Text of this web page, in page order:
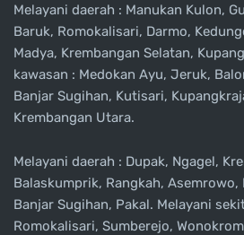
Melayani daerah : Manukan Kulon,
Baruk, Romokalisari, Darmo,
Madya, Krembangan Selatan,
kawasan : Medokan Ayu, Jeruk,
Banjar Sugihan, Kutisari,
Krembangan Utara.
Melayani daerah : Dupak, Ngagel,
Balaskumprik, Rangkah, Asemrowo,
Banjar Sugihan, Pakal. Melayani
Romokalisari, Sumberejo,